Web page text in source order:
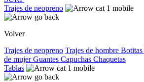
Trajes de neopreno
Volver
Trajes de neopreno Trajes de hombre Botitas
de mujerGuantes Capuchas Chaquetas
Tablas